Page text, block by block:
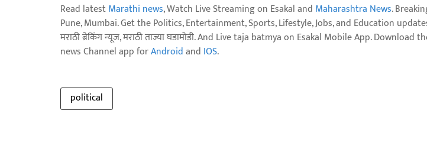
Read latestMarathi news, Watch Live Streaming on Esakal and Maharashtra News.
Pune, Mumbai. Get the Politics, Entertainment, Sports, Lifestyle, Jobs, and Education updates,
मराठी ब्रेकिंग न्यूज, मराठी ताज्या घडामोडी. And Live taja batmya on Esakal Mobile App. Download
news Channel app forAndroidand IOS.
political